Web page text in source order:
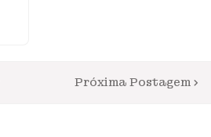
Próxima Postagem